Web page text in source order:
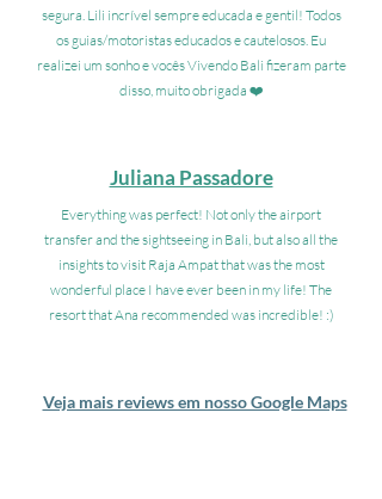
segura. Lili incrível sempre educada e gentil! Todos
os guias/motoristas educados e cautelosos. Eu
realizei um sonho e vocês Vivendo Bali fizeram parte
disso, muito obrigada ❤️
Juliana Passadore
Everything was perfect! Not only the airport
transfer and the sightseeing in Bali, but also all the
insights to visit Raja Ampat that was the most
wonderful place I have ever been in my life! The
resort that Ana recommended was incredible! :)
Veja mais reviews em nosso Google Maps